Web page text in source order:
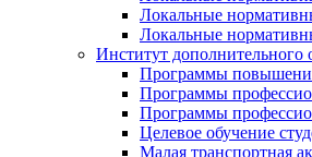
Локальные
Локальные
Институт дополнительного
Программы
Программы
Программы
Целевое обучение
Малая транспортная